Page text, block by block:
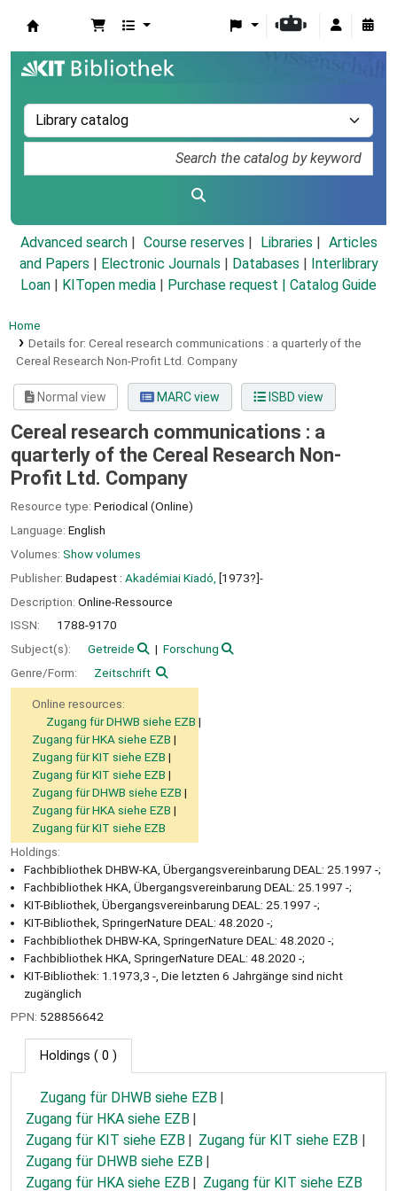
Advanced search Course reserves Libraries
Articles
and Papers
Electronic Journals Databases
Interlibrary
Loan
KITopen media Purchase request | Catalog Guide
Home
Details for: Cereal research communications : a quarterly of the
Cereal Research Non-Profit Ltd. Company
Normal view MARC view ISBD view
Cereal research communications : a
quarterly of the Cereal Research Non-
Profit Ltd. Company
Resource type: Periodical (Online)
Language: English
Volumes: Show volumes
Publisher: Budapest : Akadémiai Kiadó, [1973?]-
Description: Online-Ressource
ISSN:
1788-9170
Subject(s):
Getreide
Forschung
Genre/Form:
Zeitschrift
Online resources:
Zugang für DHWB siehe EZB
Zugang für HKA siehe EZB
Zugang für KIT siehe EZB
Zugang für KIT siehe EZB
Zugang für DHWB siehe EZB
Zugang für HKA siehe EZB
Zugang für KIT siehe EZB
Holdings:
Fachbibliothek DHBW-KA, Übergangsvereinbarung DEAL: 25.1997 -;
Fachbibliothek HKA, Übergangsvereinbarung DEAL: 25.1997 -;
KIT-Bibliothek, Übergangsvereinbarung DEAL: 25.1997 -;
KIT-Bibliothek, SpringerNature DEAL: 48.2020 -;
Fachbibliothek DHBW-KA, SpringerNature DEAL: 48.2020 -;
Fachbibliothek HKA, SpringerNature DEAL: 48.2020 -;
KIT-Bibliothek: 1.1973,3 -, Die letzten 6 Jahrgänge sind nicht
zugänglich
PPN: 528856642
Holdings ( 0 )
Zugang für DHWB siehe EZB
Zugang für HKA siehe EZB
Zugang für KIT siehe EZB
Zugang für KIT siehe EZB
Zugang für DHWB siehe EZB
Zugang für HKA siehe EZB
Zugang für KIT siehe EZB